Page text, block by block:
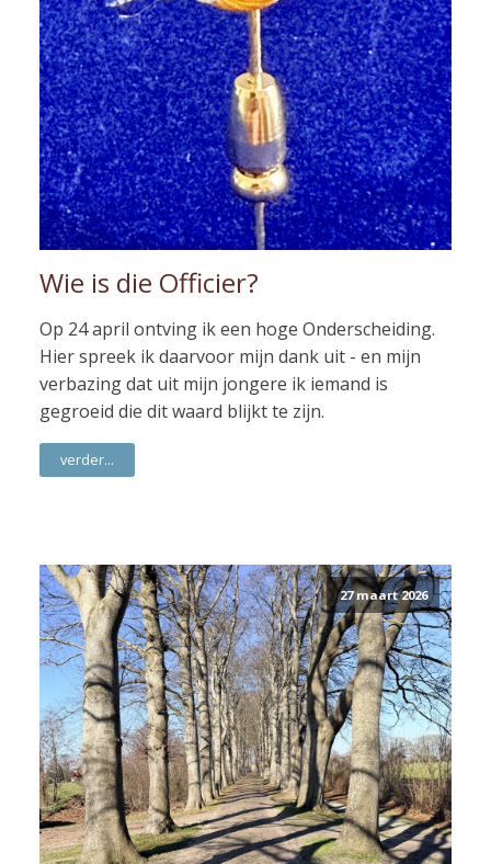
Wie is die Officier?
Op 24 april ontving ik een hoge Onderscheiding.
Hier spreek ik daarvoor mijn dank uit - en mijn
verbazing dat uit mijn jongere ik iemand is
gegroeid die dit waard blijkt te zijn.
verder...
27 maart 2026